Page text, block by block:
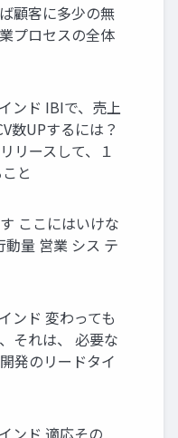
顧客に多少の無
プロセスの全体
ンド IBIで、売上
数UPするには？
リースして、１
と
ここにはいけな
動量 営業 シス テ
ンド 変わっても
それは、 必要な
発のリードタイ